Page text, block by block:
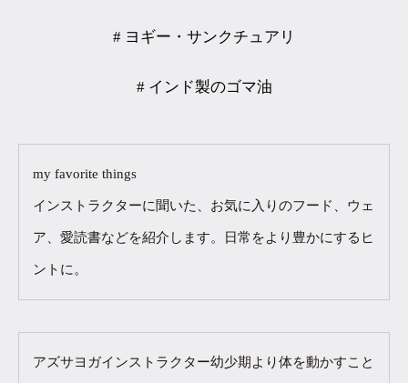
# ヨギー・サンクチュアリ
# インド製のゴマ油
my favorite things
インストラクターに聞いた、お気に入りのフード、ウェ
ア、愛読書などを紹介します。日常をより豊かにするヒ
ントに。
アズサ ヨガインストラクター 幼少期より体を動かすこと